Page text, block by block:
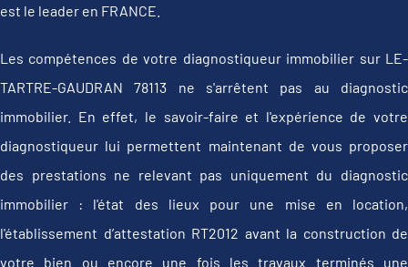
est le leader en FRANCE.
Les compétences de votre diagnostiqueur immobilier sur LE-
TARTRE-GAUDRAN 78113 ne s'arrêtent pas au diagnostic
immobilier. En effet, le savoir-faire et l'expérience de votre
diagnostiqueur lui permettent maintenant de vous proposer
des prestations ne relevant pas uniquement du diagnostic
immobilier : l'état des lieux pour une mise en location,
l'établissement d’attestation RT2012 avant la construction de
votre bien ou encore une fois les travaux terminés une